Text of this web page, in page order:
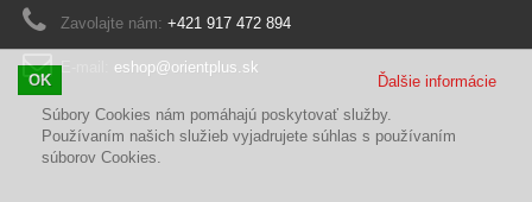
OK
Ďalšie informácie
Súbory Cookies nám pomáhajú poskytovať služby.
Používaním našich služieb vyjadrujete súhlas s používaním
súborov Cookies.
Zavolajte nám: +421 917 472 894
E-mail: eshop@orientplus.sk